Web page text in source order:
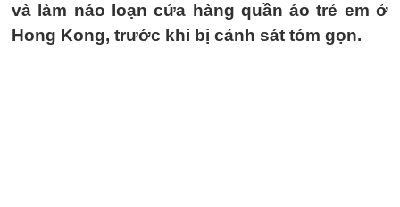
và làm náo loạn cửa hàng quần áo trẻ em ở
Hong Kong, trước khi bị cảnh sát tóm gọn.